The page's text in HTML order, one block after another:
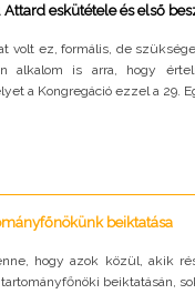
Attard eskütétele és első
volt ez, formális, de
alkalom is arra, hogy
a Kongregáció ezzel a 29.
beiktatása
hogy azok közül, akik
tartományfőnöki beiktatásán,